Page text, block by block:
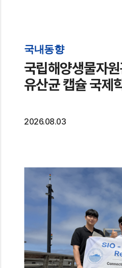
국내동향
국립해양생물자
유산균 캡슐 국제
2026.08.03